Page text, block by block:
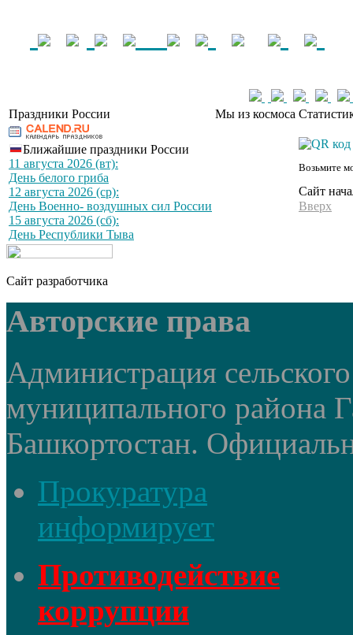
Праздники России Мы из космоса
Ближайшие праздники России
11 августа 2026 (вт):
День белого гриба
12 августа 2026 (ср):
День Военно- воздушных сил России
15 августа 2026 (сб):
День Республики Тыва
Возьмите
Сайт
Вверх
Сайт разработчика
Авторские права
Администрация
муниципального района
Башкортостан.
Прокуратура
информирует
Противодействие
коррупции